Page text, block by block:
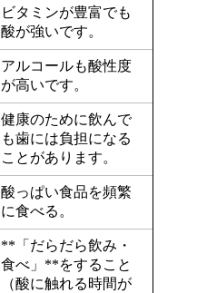
ビタミンが豊富でも
酸が強いです。
アルコールも酸性度
が高いです。
健康のために飲んで
も歯には負担になる
ことがあります。
酸っぱい食品を頻繁
に食べる。
**「だらだら飲み・
食べ」**をすること
（酸に触れる時間が